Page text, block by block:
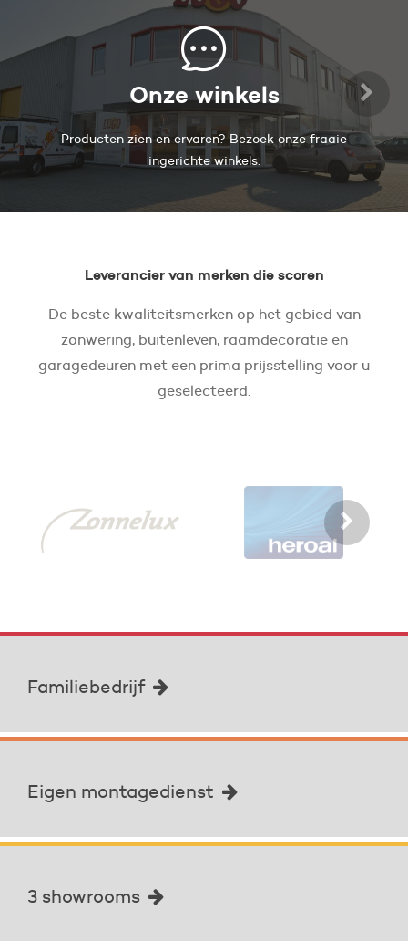
Onze winkels
Producten zien en ervaren? Bezoek onze fraaie
ingerichte winkels.
Leverancier van merken die scoren
De beste kwaliteitsmerken op het gebied van
zonwering, buitenleven, raamdecoratie en
garagedeuren met een prima prijsstelling voor u
geselecteerd.
Familiebedrijf
Eigen montagedienst
3 showrooms